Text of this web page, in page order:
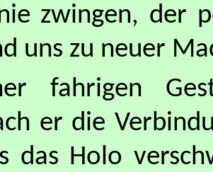
zwingen, der
uns zu neuer
fahrigen
er die
das Holo